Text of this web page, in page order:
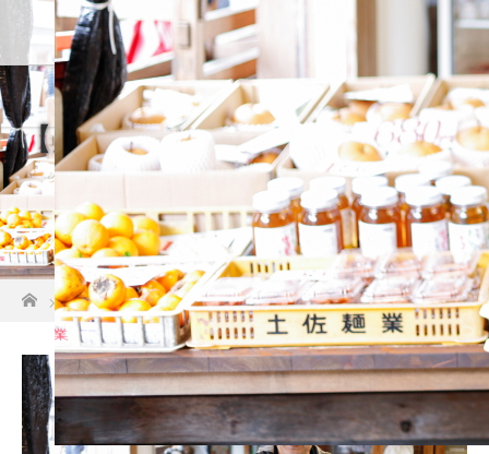
ホーム 店舗紹介 アクセス・
【店舗メイン】_MG_0744-72j
ホーム
【店舗メイン】_MG_0744-72j